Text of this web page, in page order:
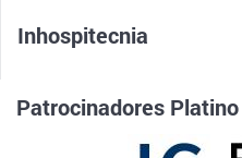
Inhospitecnia
Patrocinadores Platino